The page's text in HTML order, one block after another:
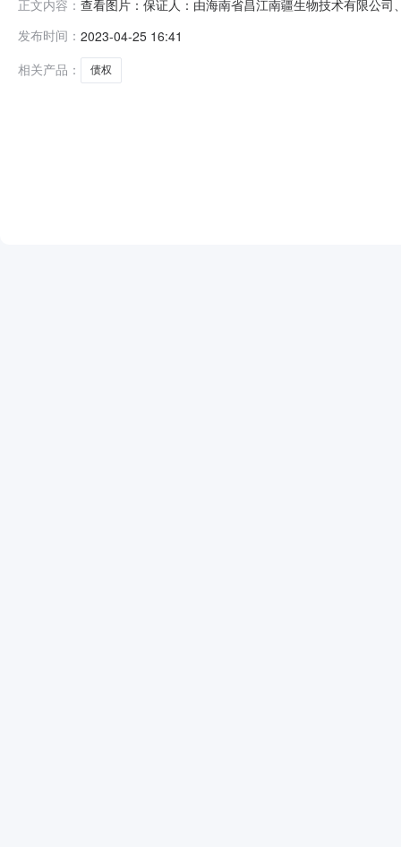
正文内容： 查看图片：保证人：由海南省昌江南疆生物技术有限公
11号楼的商业房产，建筑面积1066.82㎡抵押担保。查
UDYMCOLT区严禁678空间D.
发布时间： 2023-04-25 16:41
相关产品：
债权